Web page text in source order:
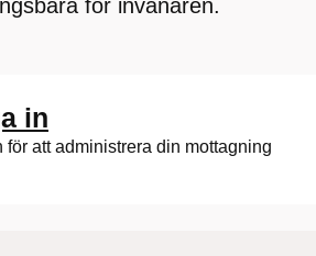
för invånaren.
in
för att administrera din mottagning